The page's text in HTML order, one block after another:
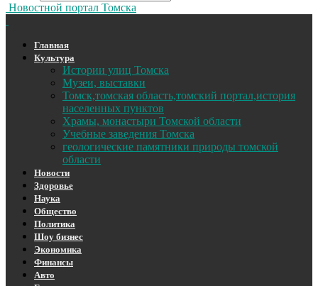
Новостной портал Томска
Главная
Культура
Истории улиц Томска
Музеи, выставки
Томск,томская область,томский портал,история
населенных пунктов
Храмы, монастыри Томской области
Учебные заведения Томска
геологические памятники природы томской
области
Новости
Здоровье
Наука
Общество
Политика
Шоу бизнес
Экономика
Финансы
Авто